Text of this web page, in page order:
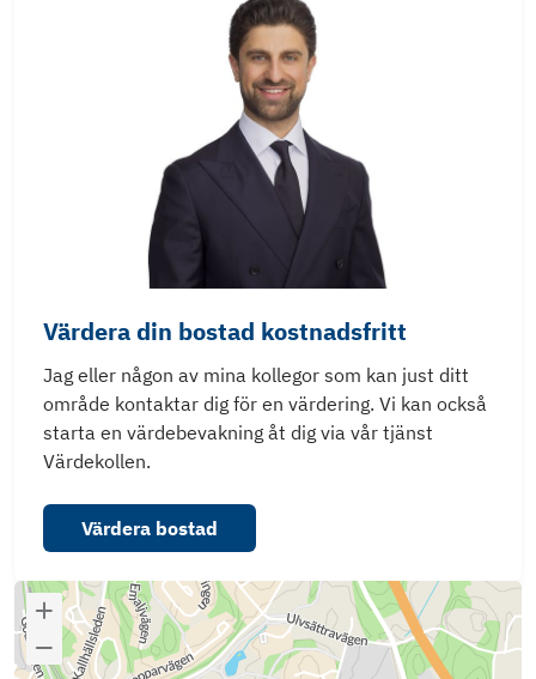
Värdera din bostad kostnadsfritt
Jag eller någon av mina kollegor som kan just ditt
område kontaktar dig för en värdering. Vi kan också
starta en värdebevakning åt dig via vår tjänst
Värdekollen.
Värdera bostad